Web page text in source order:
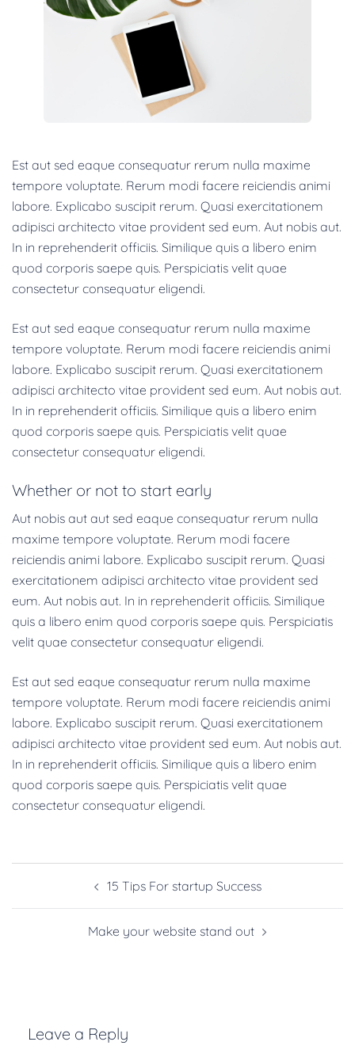
Est aut sed eaque consequatur rerum nulla maxime
tempore voluptate. Rerum modi facere reiciendis animi
labore. Explicabo suscipit rerum. Quasi exercitationem
adipisci architecto vitae provident sed eum. Aut nobis aut.
In in reprehenderit officiis. Similique quis a libero enim
quod corporis saepe quis. Perspiciatis velit quae
consectetur consequatur eligendi.
Est aut sed eaque consequatur rerum nulla maxime
tempore voluptate. Rerum modi facere reiciendis animi
labore. Explicabo suscipit rerum. Quasi exercitationem
adipisci architecto vitae provident sed eum. Aut nobis aut.
In in reprehenderit officiis. Similique quis a libero enim
quod corporis saepe quis. Perspiciatis velit quae
consectetur consequatur eligendi.
Whether or not to start early
Aut nobis aut aut sed eaque consequatur rerum nulla
maxime tempore voluptate. Rerum modi facere
reiciendis animi labore. Explicabo suscipit rerum. Quasi
exercitationem adipisci architecto vitae provident sed
eum. Aut nobis aut. In in reprehenderit officiis. Similique
quis a libero enim quod corporis saepe quis. Perspiciatis
velit quae consectetur consequatur eligendi.
Est aut sed eaque consequatur rerum nulla maxime
tempore voluptate. Rerum modi facere reiciendis animi
labore. Explicabo suscipit rerum. Quasi exercitationem
adipisci architecto vitae provident sed eum. Aut nobis aut.
In in reprehenderit officiis. Similique quis a libero enim
quod corporis saepe quis. Perspiciatis velit quae
consectetur consequatur eligendi.
15 Tips For startup Success
Make your website stand out
Leave a Reply